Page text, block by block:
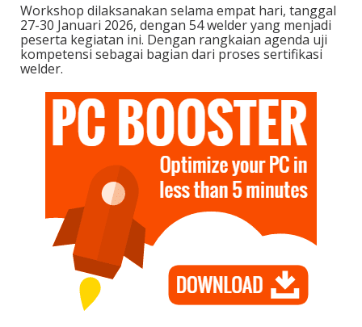
Workshop dilaksanakan selama empat hari, tanggal
27-30 Januari 2026, dengan 54 welder yang menjadi
peserta kegiatan ini. Dengan rangkaian agenda uji
kompetensi sebagai bagian dari proses sertifikasi
welder.